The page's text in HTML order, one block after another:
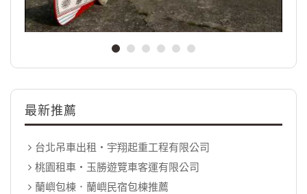
最新推薦
台北吊車出租‧宇翔起重工程有限公司
桃園租車‧玉勝遊覽車客運有限公司
蘭嶼包棟．蘭嶼民宿包棟推薦